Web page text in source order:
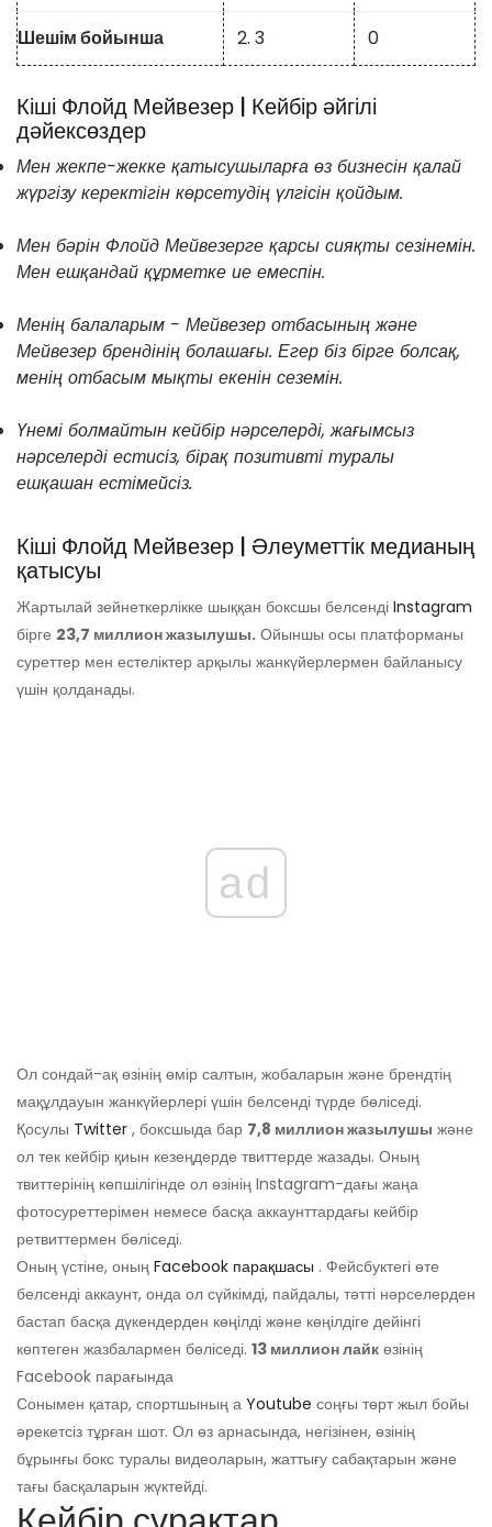
Шешім бойынша 2. 3 0
Кіші Флойд Мейвезер | Кейбір әйгілі
дәйексөздер
Мен жекпе-жекке қатысушыларға өз бизнесін қалай
жүргізу керектігін көрсетудің үлгісін қойдым.
Мен бәрін Флойд Мейвезерге қарсы сияқты сезінемін.
Мен ешқандай құрметке ие емеспін.
Менің балаларым - Мейвезер отбасының және
Мейвезер брендінің болашағы. Егер біз бірге болсақ,
менің отбасым мықты екенін сеземін.
Үнемі болмайтын кейбір нәрселерді, жағымсыз
нәрселерді естисіз, бірақ позитивті туралы
ешқашан естімейсіз.
Кіші Флойд Мейвезер | Әлеуметтік медианың
қатысуы
Жартылай зейнеткерлікке шыққан боксшы белсенді Instagram
бірге 23,7 миллион жазылушы. Ойыншы осы платформаны
суреттер мен естеліктер арқылы жанкүйерлермен байланысу
үшін қолданады.
ad
Ол сондай-ақ өзінің өмір салтын, жобаларын және брендтің
мақұлдауын жанкүйерлері үшін белсенді түрде бөліседі.
Қосулы Twitter , боксшыда бар 7,8 миллион жазылушы және
ол тек кейбір қиын кезеңдерде твиттерде жазады. Оның
твиттерінің көпшілігінде ол өзінің Instagram-дағы жаңа
фотосуреттерімен немесе басқа аккаунттардағы кейбір
ретвиттермен бөліседі.
Оның үстіне, оның Facebook парақшасы . Фейсбуктегі өте
белсенді аккаунт, онда ол сүйкімді, пайдалы, тәтті нәрселерден
бастап басқа дүкендерден көңілді және көңілдіге дейінгі
көптеген жазбалармен бөліседі. 13 миллион лайк өзінің
Facebook парағында
Сонымен қатар, спортшының а Youtube соңғы төрт жыл бойы
әрекетсіз тұрған шот. Ол өз арнасында, негізінен, өзінің
бұрынғы бокс туралы видеоларын, жаттығу сабақтарын және
тағы басқаларын жүктейді.